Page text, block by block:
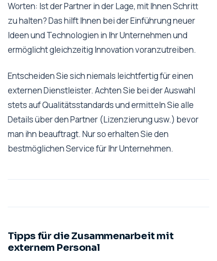
Worten: Ist der Partner in der Lage, mit Ihnen Schritt
zu halten? Das hilft Ihnen bei der Einführung neuer
Ideen und Technologien in Ihr Unternehmen und
ermöglicht gleichzeitig Innovation voranzutreiben.
Entscheiden Sie sich niemals leichtfertig für einen
externen Dienstleister. Achten Sie bei der Auswahl
stets auf Qualitätsstandards und ermitteln Sie alle
Details über den Partner (Lizenzierung usw.) bevor
man ihn beauftragt. Nur so erhalten Sie den
bestmöglichen Service für Ihr Unternehmen.
Tipps für die Zusammenarbeit mit
externem Personal